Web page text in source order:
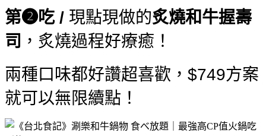
第❷吃 / 現點現做的炙燒和牛握壽
司 ，炙燒過程好療癒！
兩種口味都好讚超喜歡，$749方案
就可以無限續點！